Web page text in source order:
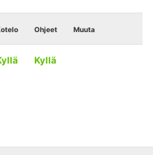
Ohjeet Muuta
Kyllä